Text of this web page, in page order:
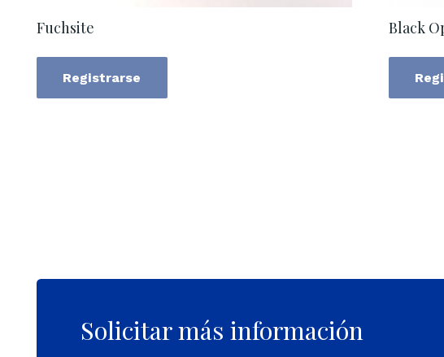
Fuchsite
Registrarse
Black
Solicitar más información